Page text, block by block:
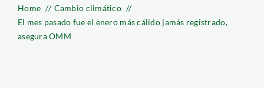
Home
Cambio climático
El mes pasado fue el enero más cálido jamás registrado,
asegura OMM